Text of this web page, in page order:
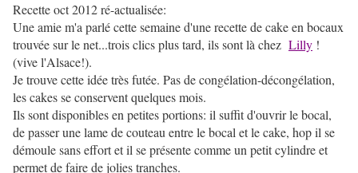
Recette oct 2012 ré-actualisée:
Une amie m'a parlé cette semaine d'une recette de cake en bocaux
trouvée sur le net...trois clics plus tard, ils sont là chez Lilly !
(vive l'Alsace!).
Je trouve cette idée très futée. Pas de congélation-décongélation,
les cakes se conservent quelques mois.
Ils sont disponibles en petites portions: il suffit d'ouvrir le bocal,
de passer une lame de couteau entre le bocal et le cake, hop il se
démoule sans effort et il se présente comme un petit cylindre et
permet de faire de jolies tranches.